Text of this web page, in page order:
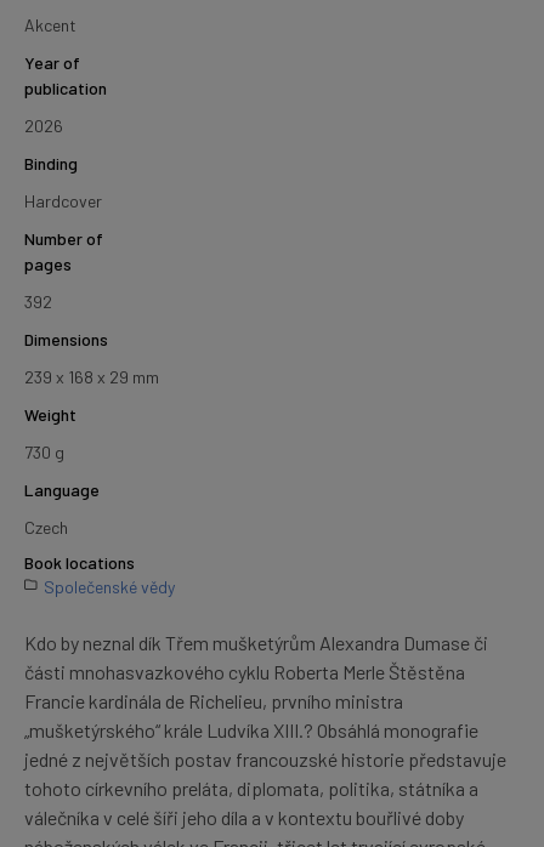
Akcent
Year of
publication
2026
Binding
Hardcover
Number of
pages
392
Dimensions
239 x 168 x 29 mm
Weight
730 g
Language
Czech
Book locations
Společenské vědy
Kdo by neznal dík Třem mušketýrům Alexandra Dumase či
části mnohasvazkového cyklu Roberta Merle Štěstěna
Francie kardinála de Richelieu, prvního ministra
„mušketýrského“ krále Ludvíka XIII.? Obsáhlá monografie
jedné z největších postav francouzské historie představuje
tohoto církevního preláta, diplomata, politika, státníka a
válečníka v celé šíři jeho díla a v kontextu bouřlivé doby